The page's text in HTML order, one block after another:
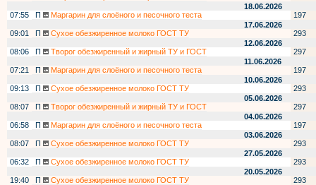
18.06.2026
07:55
П Маргарин для слоёного и песочного теста
197
17.06.2026
09:01
П Сухое обезжиренное молоко ГОСТ ТУ
293
12.06.2026
08:06
П Творог обезжиренный и жирный ТУ и ГОСТ
297
11.06.2026
07:21
П Маргарин для слоёного и песочного теста
197
10.06.2026
09:13
П Сухое обезжиренное молоко ГОСТ ТУ
293
05.06.2026
08:07
П Творог обезжиренный и жирный ТУ и ГОСТ
297
04.06.2026
06:58
П Маргарин для слоёного и песочного теста
197
03.06.2026
08:07
П Сухое обезжиренное молоко ГОСТ ТУ
293
27.05.2026
06:32
П Сухое обезжиренное молоко ГОСТ ТУ
293
20.05.2026
19:40
П Сухое обезжиренное молоко ГОСТ ТУ
293